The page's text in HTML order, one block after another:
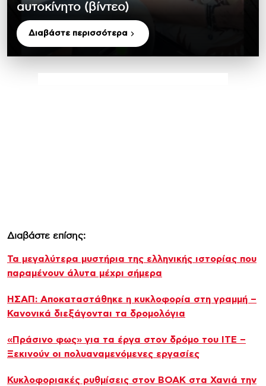
αυτοκίνητο (βίντεο)
Διαβάστε περισσότερα
Διαβάστε επίσης:
Τα μεγαλύτερα μυστήρια της ελληνικής ιστορίας που
παραμένουν άλυτα μέχρι σήμερα
ΗΣΑΠ: Αποκαταστάθηκε η κυκλοφορία στη γραμμή –
Κανονικά διεξάγονται τα δρομολόγια
«Πράσινο φως» για τα έργα στον δρόμο του ΙΤΕ –
Ξεκινούν οι πολυαναμενόμενες εργασίες
Κυκλοφοριακές ρυθμίσεις στον ΒΟΑΚ στα Χανιά την